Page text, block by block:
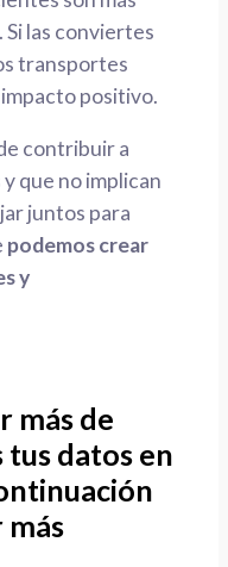
Si las conviertes
transportes
positivo.
contribuir a
que no implican
juntos para
podemos crear
y
más de
tus datos en
más